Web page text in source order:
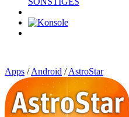
Apps /Android /AstroStar